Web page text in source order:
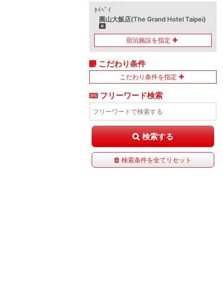
ﾀｲﾍﾟｲ
圓山大飯店(The Grand Hotel Taipei)
宿泊施設を指定
こだわり条件
こだわり条件を指定
フリーワード検索
検索する
検索条件を全てリセット